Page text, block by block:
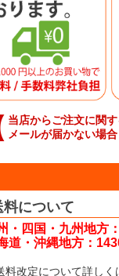
当店からご注文に関
メールが届かない場合
料について
・四国・九州地方
道・沖縄地方：
料改定について詳しく